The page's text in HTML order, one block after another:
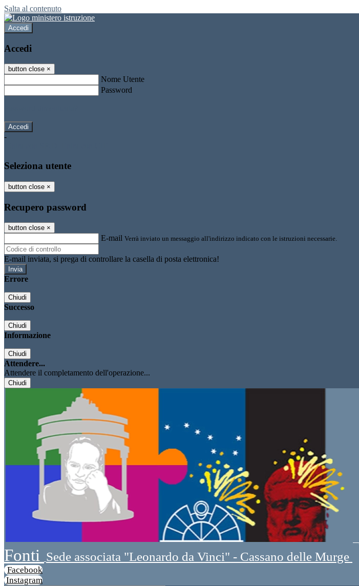
Salta al contenuto
Accedi
Accedi
button close ×
Nome Utente
Password
-
Seleziona utente
button close ×
Recupero password
button close ×
E-mail Verrà inviato un messaggio all'indirizzo indicato con le istruzioni necessarie.
E-mail inviata, si prega di controllare la casella di posta elettronica!
Errore
Chiudi
Successo
Chiudi
Informazione
Chiudi
Attendere...
Attendere il completamento dell'operazione...
Chiudi
Fonti Sede associata "Leonardo da Vinci" - Cassano delle Murge
Facebook
Instagram